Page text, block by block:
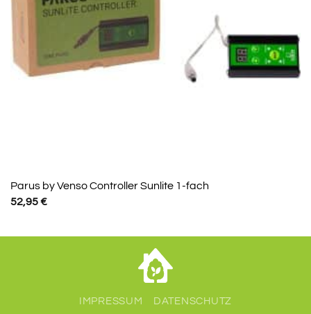
Parus by Venso Controller Sunlite 1-fach
52,95€
IMPRESSUM DATENSCHUTZ